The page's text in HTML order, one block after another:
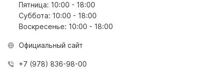
Пятница: 10:00 - 18:00
Суббота: 10:00 - 18:00
Воскресенье: 10:00 - 18:00
Официальный сайт
+7 (978) 836-98-00